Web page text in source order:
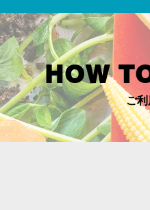
HOW
ご